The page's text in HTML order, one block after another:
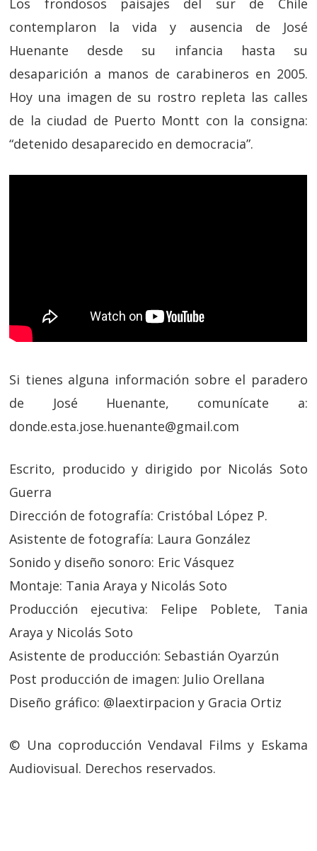
Los frondosos paisajes del sur de Chile
contemplaron la vida y ausencia de José
Huenante desde su infancia hasta su
desaparición a manos de carabineros en 2005.
Hoy una imagen de su rostro repleta las calles
de la ciudad de Puerto Montt con la consigna:
“detenido desaparecido en democracia”.
Si tienes alguna información sobre el paradero
de José Huenante, comunícate a:
donde.esta.jose.huenante@gmail.com
Escrito, producido y dirigido por Nicolás Soto
Guerra
Dirección de fotografía: Cristóbal López P.
Asistente de fotografía: Laura González
Sonido y diseño sonoro: Eric Vásquez
Montaje: Tania Araya y Nicolás Soto
Producción ejecutiva: Felipe Poblete, Tania
Araya y Nicolás Soto
Asistente de producción: Sebastián Oyarzún
Post producción de imagen: Julio Orellana
Diseño gráfico: @laextirpacion y Gracia Ortiz
© Una coproducción Vendaval Films y Eskama
Audiovisual. Derechos reservados.